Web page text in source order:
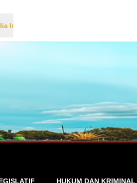
Lokal yang Akurat, Cepat, dan Terpercaya
HUKUM DAN KRIMINAL